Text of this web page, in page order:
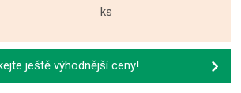
ks
ještě výhodnější ceny!